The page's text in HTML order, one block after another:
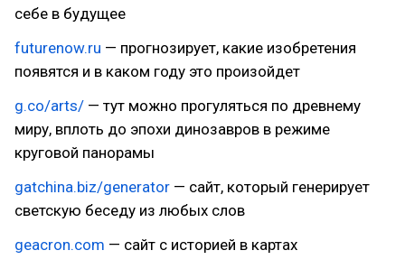
себе в будущее
futurenow.ru — прогнозирует, какие изобретения
появятся и в каком году это произойдет
g.co/arts/ — тут можно прогуляться по древнему
миру, вплоть до эпохи динозавров в режиме
круговой панорамы
gatchina.biz/generator — сайт, который генерирует
светскую беседу из любых слов
geacron.com — сайт с историей в картах